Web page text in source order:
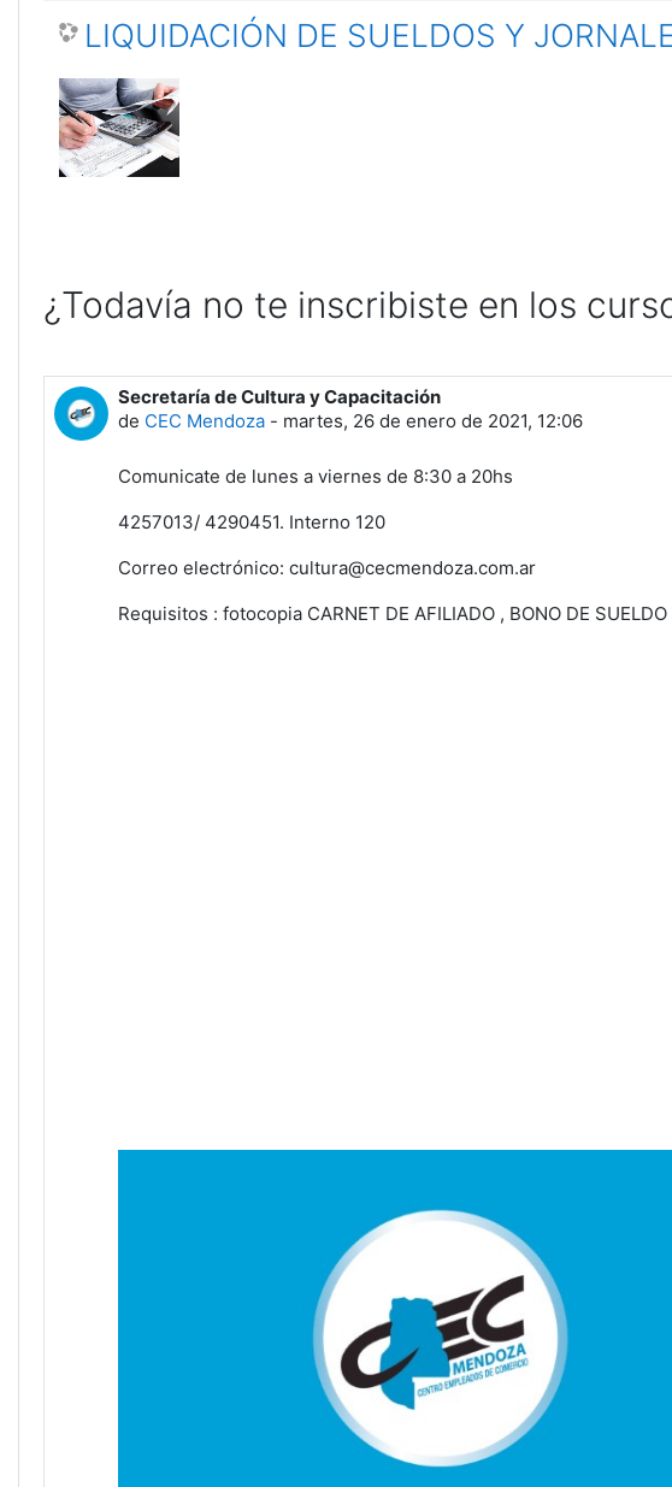
LIQUIDACIÓN DE SUELDOS Y
¿Todavía no te inscribiste en los
Secretaría de Cultura y Capacitación
de CEC Mendoza - martes, 26 de enero de 2021, 12:06
Comunicate de lunes a viernes de 8:30 a 20hs
4257013/ 4290451. Interno 120
Correo electrónico: cultura@cecmendoza.com.ar
Requisitos : fotocopia CARNET DE AFILIADO , BONO DE SUELDO